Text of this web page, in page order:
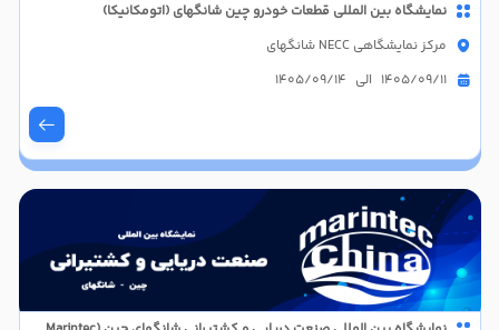
نمایشگاه بین المللی قطعات خودرو چین شانگهای (اتومکانیکا)
مرکز نمایشگاهی NECC شانگهای
1405/09/11 الی 1405/09/14